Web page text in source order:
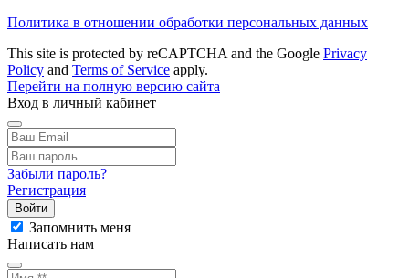
Политика в отношении обработки персональных данных
This site is protected by reCAPTCHA and the Google Privacy
Policy and Terms of Service apply.
Перейти на полную версию сайта
Вход в личный кабинет
Забыли пароль?
Регистрация
Войти
Запомнить меня
Написать нам